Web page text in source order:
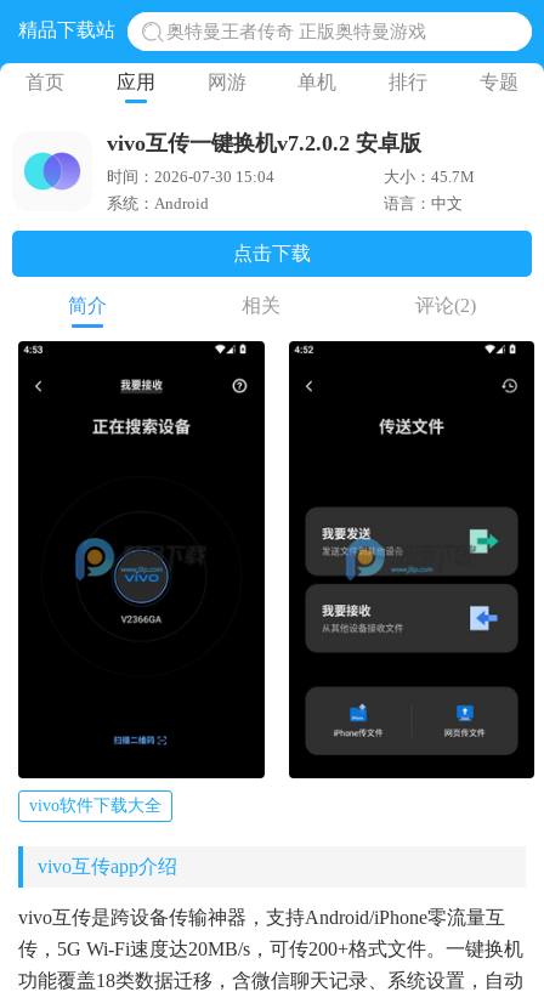
精品下载站
奥特曼王者传奇 正版奥特曼游戏
地铁跑酷体验服国际服 地铁跑酷体验服版本
黎明觉醒生机腾讯正版 黎明觉醒生机国际服
蛋仔派对下载 蛋仔派对体验服
首页 应用 网游 单机 排行 专题
vivo互传一键换机v7.2.0.2 安卓版
时间：2026-07-30 15:04
大小：45.7M
系统：Android
语言：中文
点击下载
简介 相关 评论(2)
vivo软件下载大全
vivo互传app介绍
vivo互传是跨设备传输神器，支持Android/iPhone零流量互
传，5G Wi-Fi速度达20MB/s，可传200+格式文件。一键换机
功能覆盖18类数据迁移，含微信聊天记录、系统设置，自动